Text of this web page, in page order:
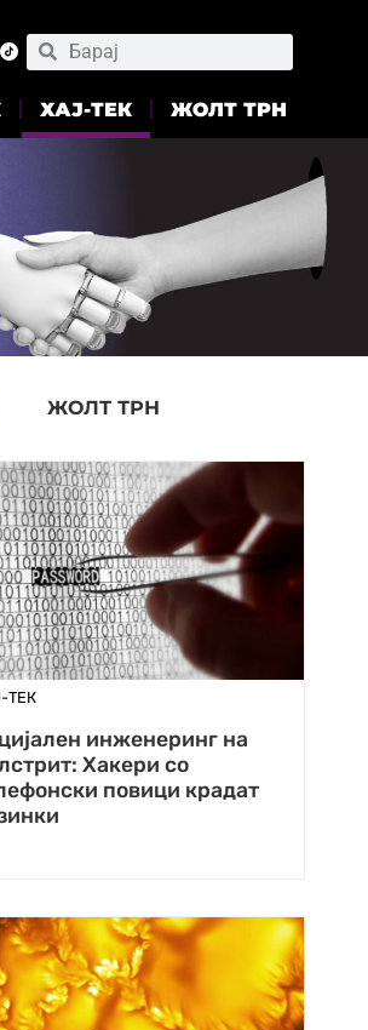
ХАЈ-ТЕК ЖОЛТ ТРН
ЖОЛТ ТРН
ТЕК
инженеринг на
Хакери со
повици крадат